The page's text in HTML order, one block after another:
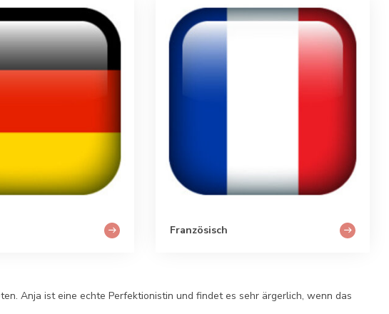
Französisch
Anja ist eine echte Perfektionistin und findet es sehr ärgerlich, wenn das